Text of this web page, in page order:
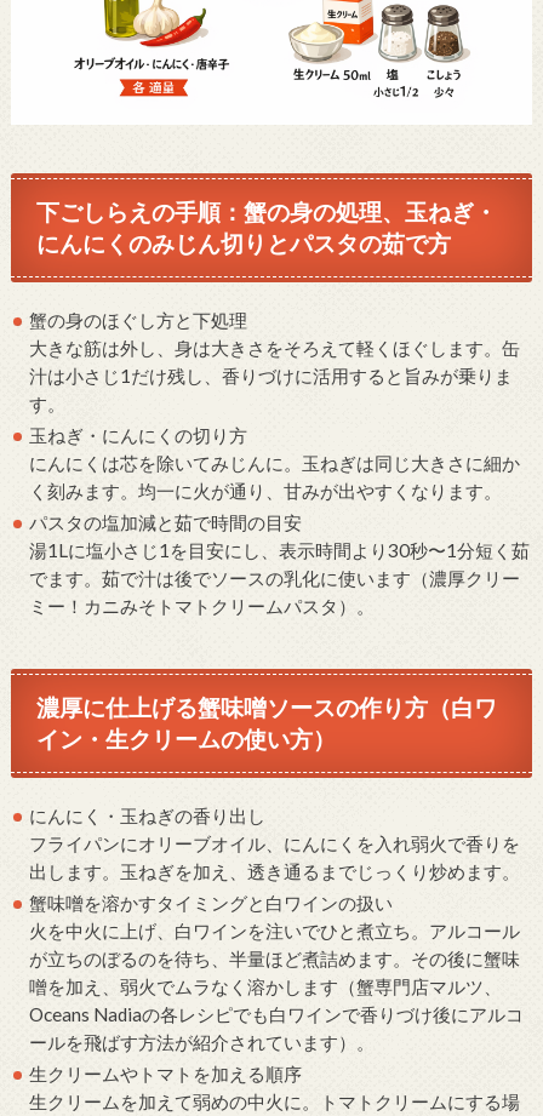
下ごしらえの手順：蟹の身の処理、玉ねぎ・
にんにくのみじん切りとパスタの茹で方
蟹の身のほぐし方と下処理
大きな筋は外し、身は大きさをそろえて軽くほぐします。缶
汁は小さじ1だけ残し、香りづけに活用すると旨みが乗りま
す。
玉ねぎ・にんにくの切り方
にんにくは芯を除いてみじんに。玉ねぎは同じ大きさに細か
く刻みます。均一に火が通り、甘みが出やすくなります。
パスタの塩加減と茹で時間の目安
湯1Lに塩小さじ1を目安にし、表示時間より30秒〜1分短く茹
でます。茹で汁は後でソースの乳化に使います（濃厚クリー
ミー！カニみそトマトクリームパスタ）。
濃厚に仕上げる蟹味噌ソースの作り方（白ワ
イン・生クリームの使い方）
にんにく・玉ねぎの香り出し
フライパンにオリーブオイル、にんにくを入れ弱火で香りを
出します。玉ねぎを加え、透き通るまでじっくり炒めます。
蟹味噌を溶かすタイミングと白ワインの扱い
火を中火に上げ、白ワインを注いでひと煮立ち。アルコール
が立ちのぼるのを待ち、半量ほど煮詰めます。その後に蟹味
噌を加え、弱火でムラなく溶かします（蟹専門店マルツ、
Oceans Nadiaの各レシピでも白ワインで香りづけ後にアルコ
ールを飛ばす方法が紹介されています）。
生クリームやトマトを加える順序
生クリームを加えて弱めの中火に。トマトクリームにする場